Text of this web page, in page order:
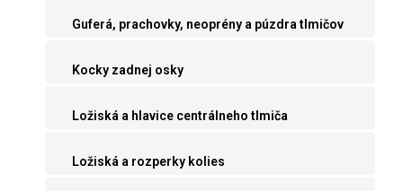
Guferá, prachovky, neoprény a púzdra tlmičov
Kocky zadnej osky
Ložiská a hlavice centrálneho tlmiča
Ložiská a rozperky kolies